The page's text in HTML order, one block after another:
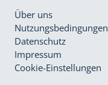
Über uns
Nutzungsbedingungen
Datenschutz
Impressum
Cookie-Einstellungen